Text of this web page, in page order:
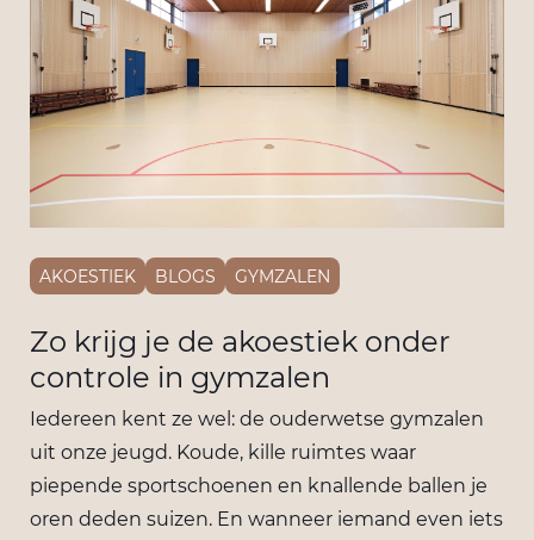
Matude
AKOESTIEK BLOGS GYMZALEN
Zo krijg je de akoestiek onder
controle in gymzalen
Iedereen kent ze wel: de ouderwetse gymzalen
uit onze jeugd. Koude, kille ruimtes waar
piepende sportschoenen en knallende ballen je
oren deden suizen. En wanneer iemand even iets